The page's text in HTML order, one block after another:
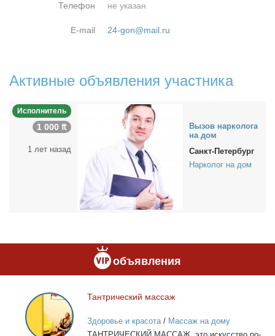
Телефон не указан
E-mail 24-gon@mail.ru
Активные объявления участника
Исполнитель
1 000 ₶
1 лет назад
Вы­зов нар­ко­ло­га
на дом
Санкт-Петербург
Нарколог на дом
объявления
Тантрический
массаж
Тан­три­че­ский мас­саж
Здоровье и красота/ Массаж на дому